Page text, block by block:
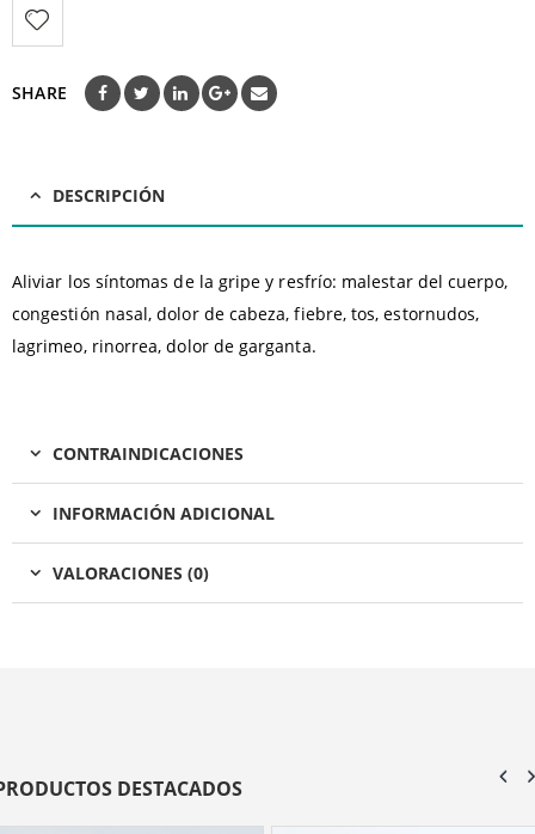
SHARE
DESCRIPCIÓN
Aliviar los síntomas de la gripe y resfrío: malestar del cuerpo,
congestión nasal, dolor de cabeza, fiebre, tos, estornudos,
lagrimeo, rinorrea, dolor de garganta.
CONTRAINDICACIONES
INFORMACIÓN ADICIONAL
VALORACIONES (0)
DESTACADOS